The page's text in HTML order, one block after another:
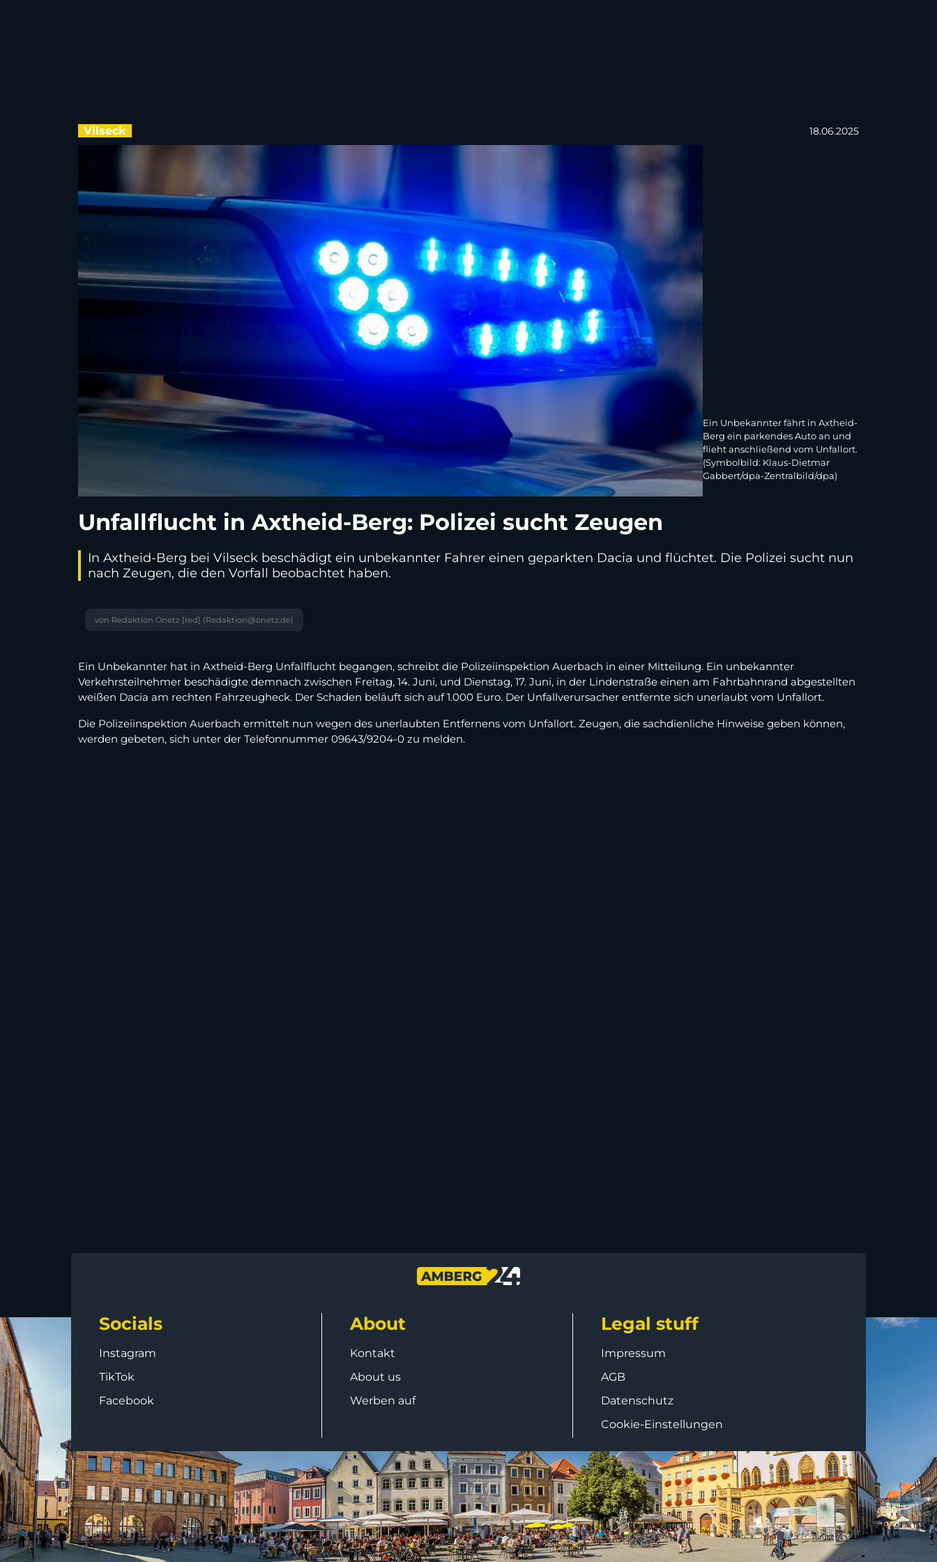
Vilseck 18.06.2025
Ein Unbekannter fährt in Axtheid-
Berg ein parkendes Auto an und
flieht anschließend vom Unfallort.
(Symbolbild: Klaus-Dietmar
Gabbert/dpa-Zentralbild/dpa)
Unfallflucht in Axtheid-Berg: Polizei sucht Zeugen
In Axtheid-Berg bei Vilseck beschädigt ein unbekannter Fahrer einen geparkten Dacia und flüchtet. Die Polizei sucht nun
nach Zeugen, die den Vorfall beobachtet haben.
von Redaktion Onetz [red] (Redaktion@onetz.de)
Ein Unbekannter hat in Axtheid-Berg Unfallflucht begangen, schreibt die Polizeiinspektion Auerbach in einer Mitteilung. Ein unbekannter
Verkehrsteilnehmer beschädigte demnach zwischen Freitag, 14. Juni, und Dienstag, 17. Juni, in der Lindenstraße einen am Fahrbahnrand abgestellten
weißen Dacia am rechten Fahrzeugheck. Der Schaden beläuft sich auf 1.000 Euro. Der Unfallverursacher entfernte sich unerlaubt vom Unfallort.
Die Polizeiinspektion Auerbach ermittelt nun wegen des unerlaubten Entfernens vom Unfallort. Zeugen, die sachdienliche Hinweise geben können,
werden gebeten, sich unter der Telefonnummer 09643/9204-0 zu melden.
Socials
Instagram
TikTok
Facebook
About
Kontakt
About us
Werben auf
Legal stuff
Impressum
AGB
Datenschutz
Cookie-Einstellungen